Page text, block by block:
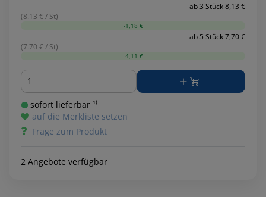
ab 3 Stück 8,13 €
(8.13 € / St)
-1,18 €
ab 5 Stück 7,70 €
(7.70 € / St)
-4,11 €
Menge
sofort lieferbar ¹⁾
auf die Merkliste setzen
Frage zum Produkt
2 Angebote verfügbar